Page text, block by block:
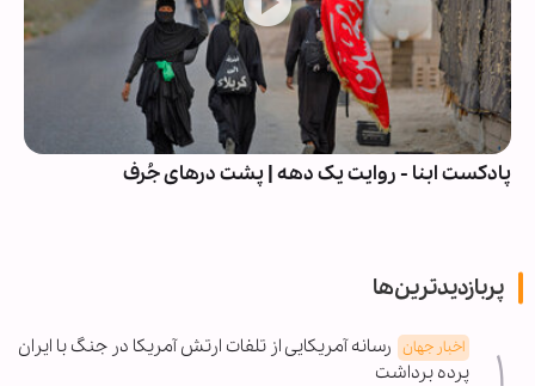
پادکست ابنا - روایت یک دهه | پشت درهای جُرف
پربازدیدترین‌ها
اخبار جهان رسانه آمریکایی از تلفات ارتش آمریکا در جنگ با ایران
پرده برداشت